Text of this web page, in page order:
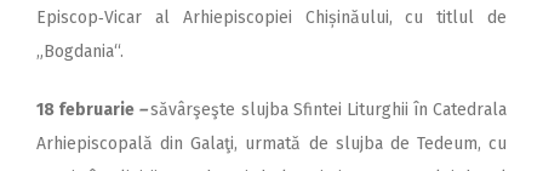
Episcop‑Vicar al Arhiepiscopiei Chișinăului, cu titlul de
„Bogdania“.
18 februarie –săvârşeşte slujba Sfintei Liturghii în Catedrala
Arhiepiscopală din Galaţi, urmată de slujba de Tedeum, cu